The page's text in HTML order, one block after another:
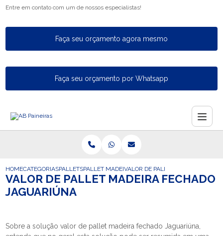
Entre em contato com um de nossos especialistas!
Faça seu orçamento agora mesmo
Faça seu orçamento por Whatsapp
HOMECATEGORIASPALLETSPALLET MADEIRA PEQUENOVALOR DE PALLET MADEIRA
VALOR DE PALLET MADEIRA FECHADO
JAGUARIÚNA
Sobre a solução valor de pallet madeira fechado Jaguariúna,